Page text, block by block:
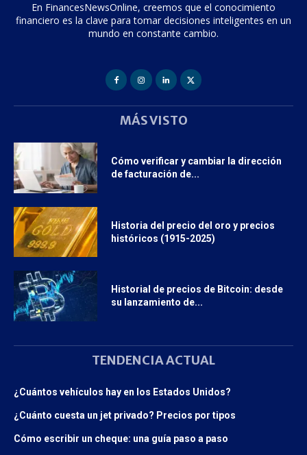
En FinancesNewsOnline, creemos que el conocimiento
financiero es la clave para tomar decisiones inteligentes en un
mundo en constante cambio.
MÁS VISTO
Cómo verificar y cambiar la dirección
de facturación de...
Historia del precio del oro y precios
históricos (1915-2025)
Historial de precios de Bitcoin: desde
su lanzamiento de...
TENDENCIA ACTUAL
¿Cuántos vehículos hay en los Estados Unidos?
¿Cuánto cuesta un jet privado? Precios por tipos
Cómo escribir un cheque: una guía paso a paso